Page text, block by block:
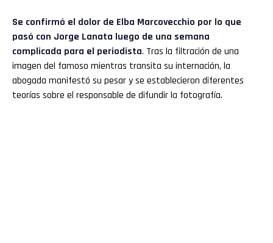
Se confirmó el dolor de Elba Marcovecchio por lo que
pasó con Jorge Lanata luego de una semana
complicada para el periodista. Tras la filtración de una
imagen del famoso mientras transita su internación, la
abogada manifestó su pesar y se establecieron diferentes
teorías sobre el responsable de difundir la fotografía.